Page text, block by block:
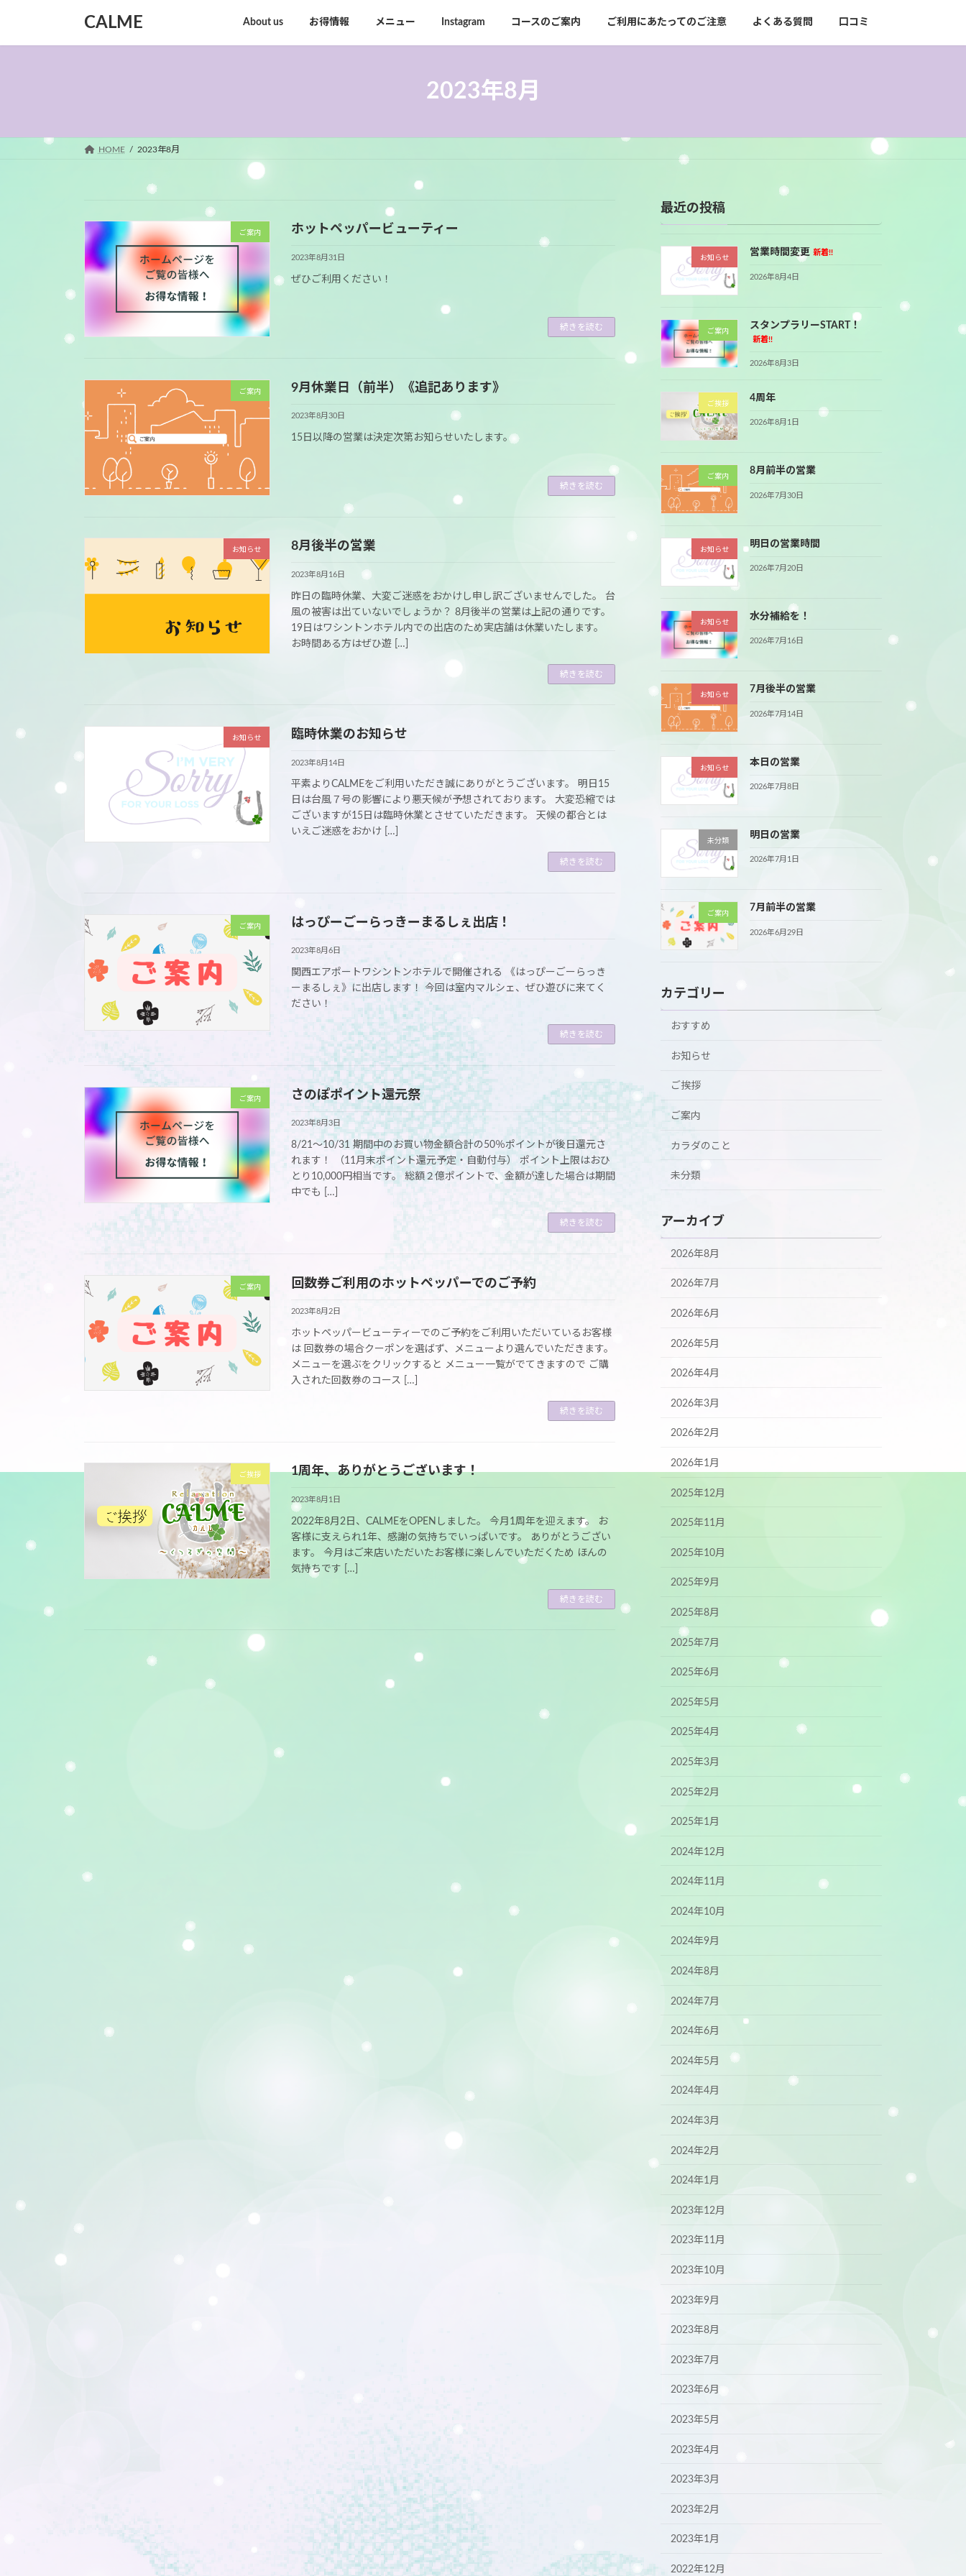
テ
ゲ
CALME About us お得情報 メニュー Instagram コースのご案内 ご利用にあたってのご注意 よくある質問 口コミ
2023年8月
HOME 2023年8月
ご案内 ホットペッパービューティー
2023年8月31日
ぜひご利用ください！
続きを読む
ご案内 9月休業日（前半）《追記あります》
2023年8月30日
15日以降の営業は決定次第お知らせいたします。
続きを読む
お知らせ 8月後半の営業
2023年8月16日
昨日の臨時休業、大変ご迷惑をおかけし申し訳ございませんでした。 台
風の被害は出ていないでしょうか？ 8月後半の営業は上記の通りです。
19日はワシントンホテル内での出店のため実店舗は休業いたします。
お時間ある方はぜひ遊 […]
続きを読む
お知らせ 臨時休業のお知らせ
2023年8月14日
平素よりCALMEをご利用いただき誠にありがとうございます。 明日15
日は台風７号の影響により悪天候が予想されております。 大変恐縮では
ございますが15日は臨時休業とさせていただきます。 天候の都合とは
いえご迷惑をおかけ […]
続きを読む
ご案内 はっぴーごーらっきーまるしぇ出店！
2023年8月6日
関西エアポートワシントンホテルで開催される 《はっぴーごーらっき
ーまるしぇ》に出店します！ 今回は室内マルシェ、ぜひ遊びに来てく
ださい！
続きを読む
ご案内 さのぽポイント還元祭
2023年8月3日
8/21～10/31 期間中のお買い物金額合計の50％ポイントが後日還元さ
れます！ （11月末ポイント還元予定・自動付与） ポイント上限はおひ
とり10,000円相当です。 総額２億ポイントで、金額が達した場合は期間
中でも […]
続きを読む
ご案内 回数券ご利用のホットペッパーでのご予約
2023年8月2日
ホットペッパービューティーでのご予約をご利用いただいているお客様
は 回数券の場合クーポンを選ばず、メニューより選んでいただきます。
メニューを選ぶをクリックすると メニュー一覧がでてきますので ご購
入された回数券のコース […]
続きを読む
ご挨拶 1周年、ありがとうございます！
2023年8月1日
2022年8月2日、CALMEをOPENしました。 今月1周年を迎えます。 お
客様に支えられ1年、感謝の気持ちでいっぱいです。 ありがとうござい
ます。 今月はご来店いただいたお客様に楽しんでいただくため ほんの
気持ちです […]
続きを読む
最近の投稿
お知らせ
営業時間変更 新着!!
2026年8月4日
ご案内
スタンプラリーSTART！
新着!!
2026年8月3日
ご挨拶
4周年
2026年8月1日
ご案内
8月前半の営業
2026年7月30日
お知らせ
明日の営業時間
2026年7月20日
お知らせ
水分補給を！
2026年7月16日
お知らせ
7月後半の営業
2026年7月14日
お知らせ
本日の営業
2026年7月8日
未分類
明日の営業
2026年7月1日
ご案内
7月前半の営業
2026年6月29日
カテゴリー
おすすめ
お知らせ
ご挨拶
ご案内
カラダのこと
未分類
アーカイブ
2026年8月
2026年7月
2026年6月
2026年5月
2026年4月
2026年3月
2026年2月
2026年1月
2025年12月
2025年11月
2025年10月
2025年9月
2025年8月
2025年7月
2025年6月
2025年5月
2025年4月
2025年3月
2025年2月
2025年1月
2024年12月
2024年11月
2024年10月
2024年9月
2024年8月
2024年7月
2024年6月
2024年5月
2024年4月
2024年3月
2024年2月
2024年1月
2023年12月
2023年11月
2023年10月
2023年9月
2023年8月
2023年7月
2023年6月
2023年5月
2023年4月
2023年3月
2023年2月
2023年1月
2022年12月